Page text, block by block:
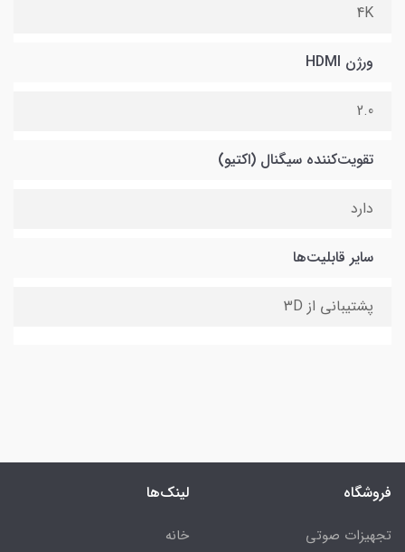
4K
ورژن HDMI
2.0
تقویت‌کننده سیگنال (اکتیو)
دارد
سایر قابلیت‌ها
پشتیبانی از 3D
فروشگاه
تجهیزات صوتی
لینک‌ها
خانه